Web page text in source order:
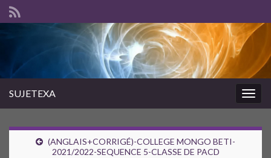
SUJETEXA
(ANGLAIS+CORRIGÉ)-COLLEGE MONGO BETI-
2021/2022-SEQUENCE 5-CLASSE DE PACD